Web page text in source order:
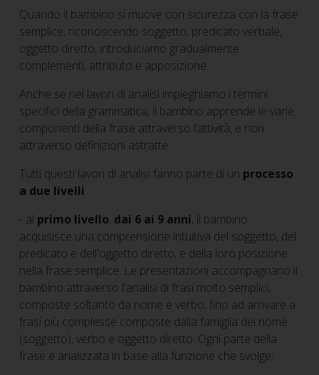
Quando il bambino si muove con sicurezza con la frase
semplice, riconoscendo soggetto, predicato verbale,
oggetto diretto, introduciamo gradualmente
complementi, attributo e apposizione.
Anche se nei lavori di analisi impieghiamo i termini
specifici della grammatica, il bambino apprende le varie
componenti della frase attraverso l’attività, e non
attraverso definizioni astratte.
Tutti questi lavori di analisi fanno parte di un processo
a due livelli:
- al primo livello, dai 6 ai 9 anni, il bambino
acquisisce una comprensione intuitiva del soggetto, del
predicato e dell'oggetto diretto, e della loro posizione
nella frase semplice. Le presentazioni accompagnano il
bambino attraverso l'analisi di frasi molto semplici,
composte soltanto da nome e verbo, fino ad arrivare a
frasi più complesse composte dalla famiglia del nome
(soggetto), verbo e oggetto diretto. Ogni parte della
frase è analizzata in base alla funzione che svolge;